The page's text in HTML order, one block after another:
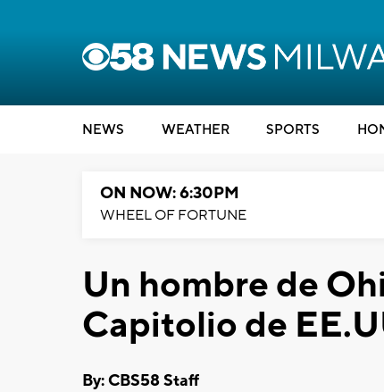
NEWS WEATHER SPORTS
ON NOW: 6:30PM
WHEEL OF FORTUNE
Un hombre de
Capitolio de
By: CBS58 Staff